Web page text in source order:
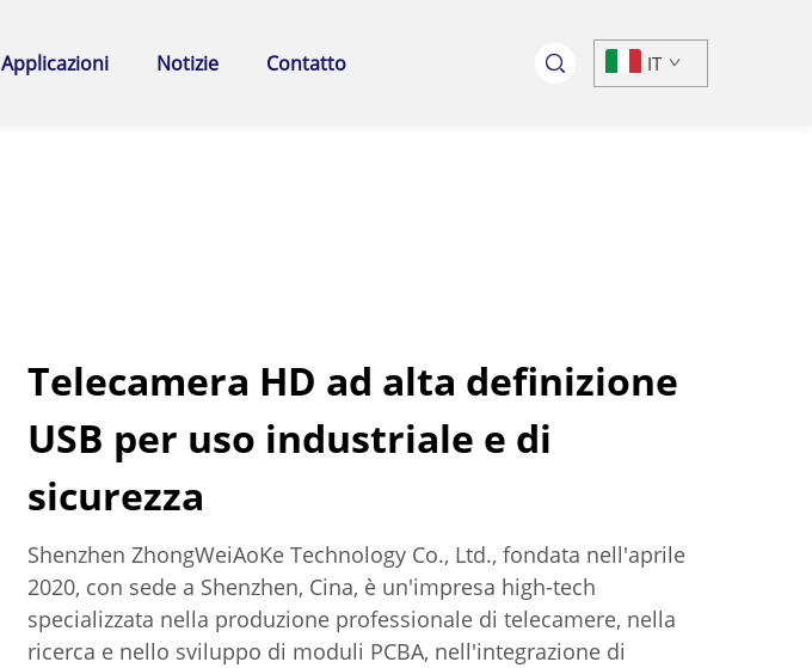
Applicazioni Notizie Contatto IT
Telecamera HD ad alta definizione
USB per uso industriale e di
sicurezza
Shenzhen ZhongWeiAoKe Technology Co., Ltd., fondata nell'aprile
2020, con sede a Shenzhen, Cina, è un'impresa high-tech
specializzata nella produzione professionale di telecamere, nella
ricerca e nello sviluppo di moduli PCBA, nell'integrazione di